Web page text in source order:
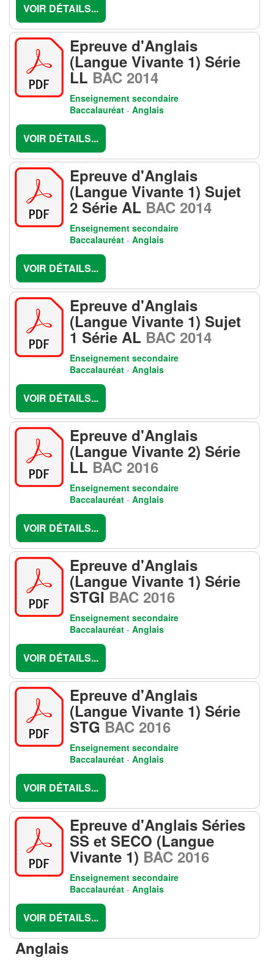
VOIR DÉTAILS...
Epreuve d'Anglais
(Langue Vivante 1) Série
LL BAC 2014
Enseignement secondaire
Baccalauréat - Anglais
VOIR DÉTAILS...
Epreuve d'Anglais
(Langue Vivante 1) Sujet
2 Série AL BAC 2014
Enseignement secondaire
Baccalauréat - Anglais
VOIR DÉTAILS...
Epreuve d'Anglais
(Langue Vivante 1) Sujet
1 Série AL BAC 2014
Enseignement secondaire
Baccalauréat - Anglais
VOIR DÉTAILS...
Epreuve d'Anglais
(Langue Vivante 2) Série
LL BAC 2016
Enseignement secondaire
Baccalauréat - Anglais
VOIR DÉTAILS...
Epreuve d'Anglais
(Langue Vivante 1) Série
STGIBAC 2016
Enseignement secondaire
Baccalauréat - Anglais
VOIR DÉTAILS...
Epreuve d'Anglais
(Langue Vivante 1) Série
STGBAC 2016
Enseignement secondaire
Baccalauréat - Anglais
VOIR DÉTAILS...
Epreuve d'Anglais Séries
SS et SECO (Langue
Vivante 1) BAC 2016
Enseignement secondaire
Baccalauréat - Anglais
VOIR DÉTAILS...
Anglais